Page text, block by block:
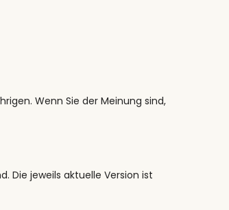
Wenn Sie der Meinung sind,
Die jeweils aktuelle Version ist